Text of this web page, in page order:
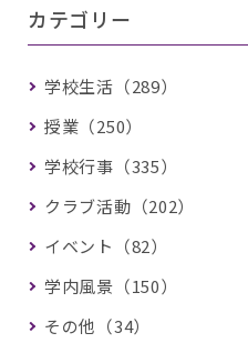
カテゴリー
学校生活（289）
授業（250）
学校行事（335）
クラブ活動（202）
イベント（82）
学内風景（150）
その他（34）